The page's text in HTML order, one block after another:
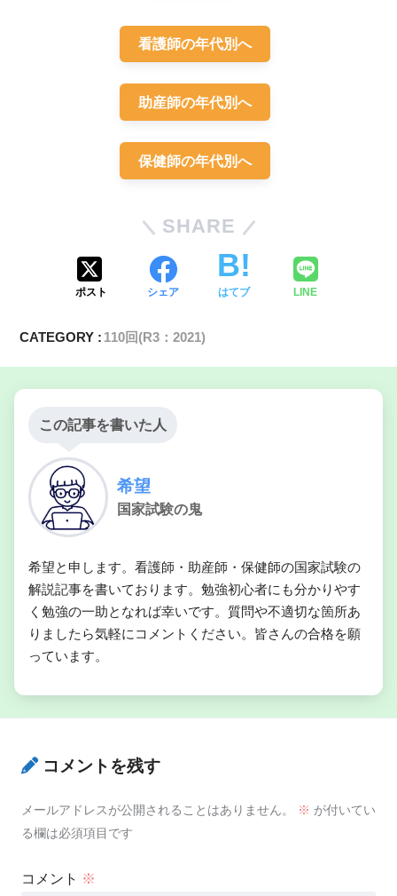
【6問】発育発達曲線についての問題「ま
とめ・解説」
看護師の年代別へ
助産師の年代別へ
保健師の年代別へ
SHARE
ポスト シェア はてブ LINE
CATEGORY : 110回(R3：2021)
この記事を書いた人
希望
国家試験の鬼
希望と申します。看護師・助産師・保健師の国家試験の
解説記事を書いております。勉強初心者にも分かりやす
く勉強の一助となれば幸いです。質問や不適切な箇所あ
りましたら気軽にコメントください。皆さんの合格を願
っています。
コメントを残す
メールアドレスが公開されることはありません。 ※ が付いてい
る欄は必須項目です
コメント ※